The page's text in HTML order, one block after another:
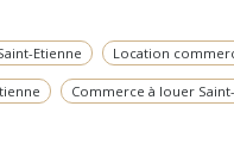
Etienne Location
Commerce à louer